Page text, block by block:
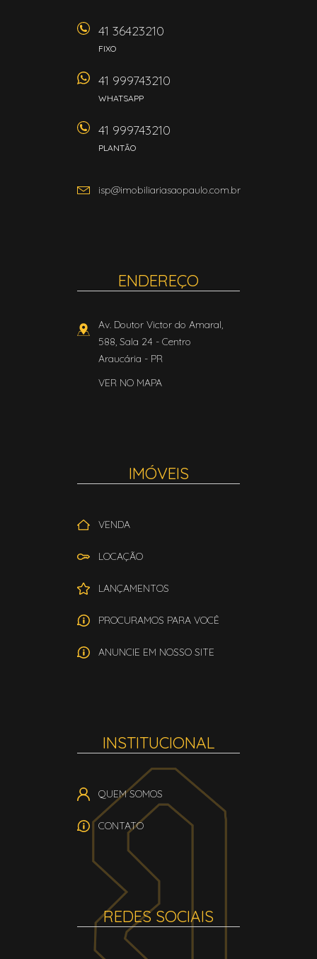
41 36423210
FIXO
41 999743210
WHATSAPP
41 999743210
PLANTÃO
isp@imobiliariasaopaulo.com.br
ENDEREÇO
Av. Doutor Victor do Amaral,
588, Sala 24 - Centro
Araucária - PR
VER NO MAPA
IMÓVEIS
VENDA
LOCAÇÃO
LANÇAMENTOS
PROCURAMOS PARA VOCÊ
ANUNCIE EM NOSSO SITE
INSTITUCIONAL
QUEM SOMOS
CONTATO
REDES SOCIAIS